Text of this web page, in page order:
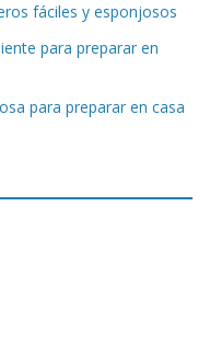
fáciles y esponjosos
para preparar en
para preparar en casa